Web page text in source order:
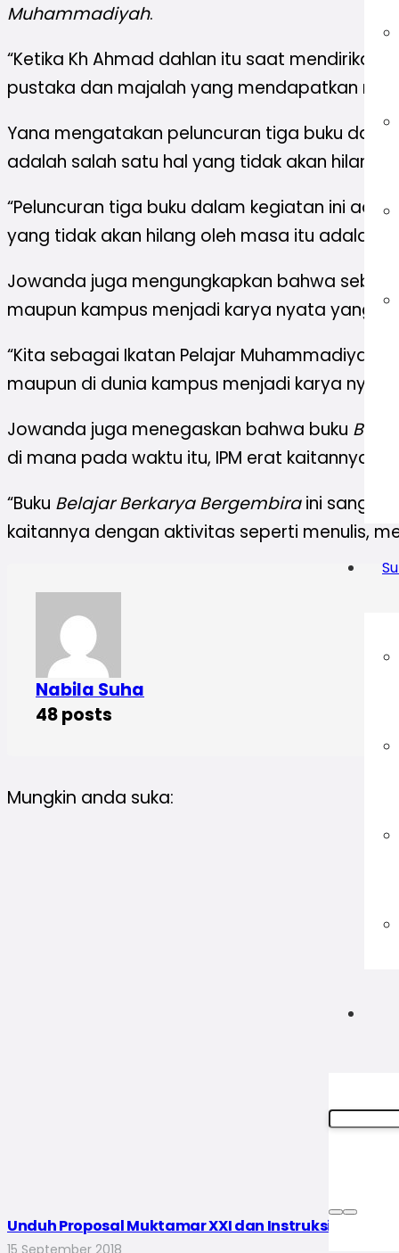
Muhammadiyah.
“Ketika Kh Ahmad dahlan itu saat
pustaka dan majalah yang mendapatkan
Yana mengatakan peluncuran tiga buku
adalah salah satu hal yang tidak akan hilang
“Peluncuran tiga buku dalam kegiatan ini
yang tidak akan hilang oleh masa itu adalah
Jowanda juga mengungkapkan bahwa
maupun kampus menjadi karya nyata yang
“Kita sebagai Ikatan Pelajar Muhammadiyah
maupun di dunia kampus menjadi karya
Jowanda juga menegaskan bahwa buku
di mana pada waktu itu, IPM erat kaitannya
“Buku Belajar Berkarya Bergembiraini sangat
kaitannya dengan aktivitas seperti menulis,
Nabila Suha
48 posts
Mungkin anda suka:
Unduh Proposal Muktamar XXI dan Instruksi Verifikasi